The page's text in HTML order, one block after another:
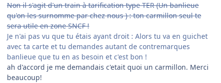
Non il s'agit d'un train à tarification type TER (Un banlieue
qu'on les surnomme par chez nous ) : ton carmillon seul te
sera utile en zone SNCF !
Je n'ai pas vu que tu étais ayant droit : Alors tu va en guichet
avec ta carte et tu demandes autant de contremarques
banlieue que tu en as besoin et c'est bon !
ah d'accord je me demandais c'etait quoi un carmillon. Merci
beaucoup!